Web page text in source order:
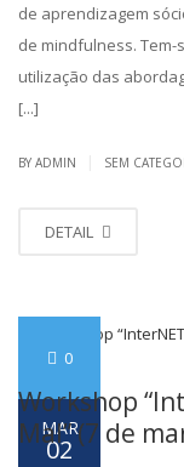
de aprendizagem
de mindfulness.
utilização das
[...]
BY ADMIN SEM
DETAIL
0
MAR
02
Workshop
Mal” (7 de